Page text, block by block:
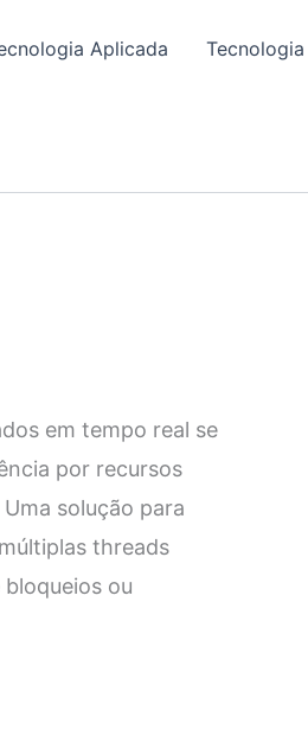
Aplicada Tecnologia
em tempo real se
por recursos
solução para
threads
ou